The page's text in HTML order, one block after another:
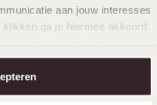
aan jouw interesses
klikken ga je hiermee akkoord.
voor dames